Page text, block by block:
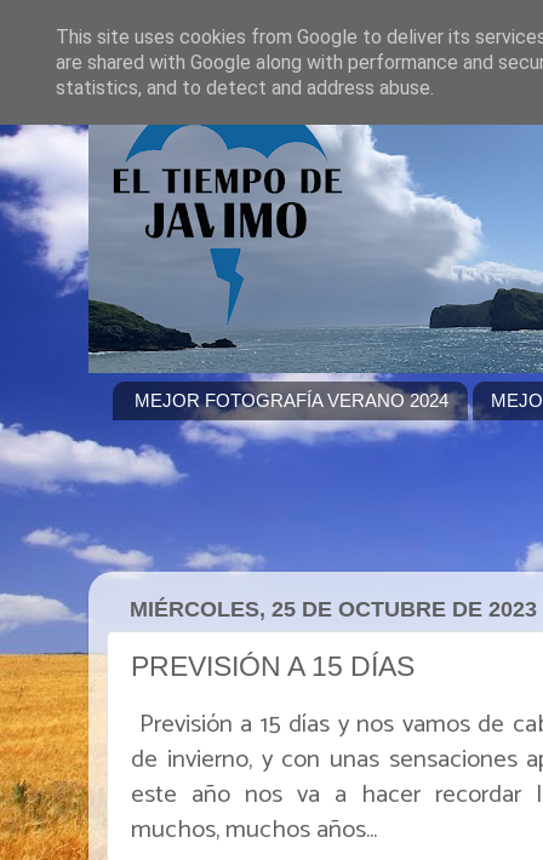
MEJOR FOTOGRAFÍA VERANO 2024
MIÉRCOLES, 25 DE OCTUBRE DE 2023
PREVISIÓN A 15 DÍAS
Previsión a 15 días y nos vamos de
de invierno, y con unas sensaciones
este año nos va a hacer recordar
muchos, muchos años...
This site uses cookies from Google to deliver its
are shared with Google along with performance and
statistics, and to detect and address abuse.